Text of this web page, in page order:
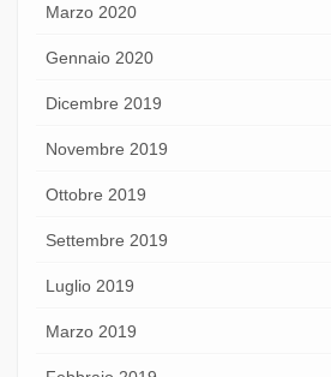
Marzo 2020
Gennaio 2020
Dicembre 2019
Novembre 2019
Ottobre 2019
Settembre 2019
Luglio 2019
Marzo 2019